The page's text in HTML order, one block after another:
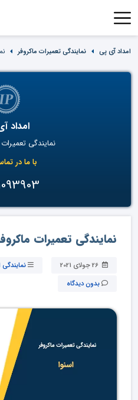
امداد آی پی نمایندگی تعمیرات ماکروفر
امداد
نمایندگی تعمیرات
با ما در
نمایندگی تعمیرات
نمایندگی
بدون دیدگاه